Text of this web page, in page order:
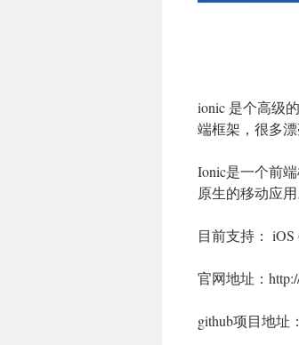
ionic 是个高级
端框架，很多
Ionic是一个前
原生的移动应用
目前支持： iOS
官网地址：
github项目地址